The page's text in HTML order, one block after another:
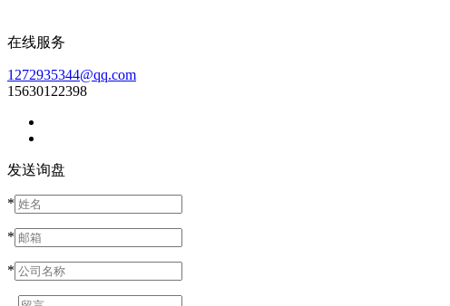
在线服务
1272935344@qq.com
15630122398
发送询盘
*
*
*